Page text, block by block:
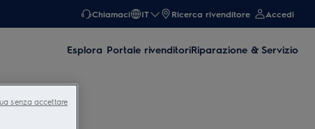
Chiamaci IT Ricerca rivenditore Accedi
Esplora Portale rivenditoriRiparazione & Servizio
senza accettare